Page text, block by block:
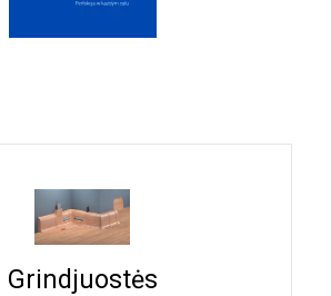
Grindjuostės